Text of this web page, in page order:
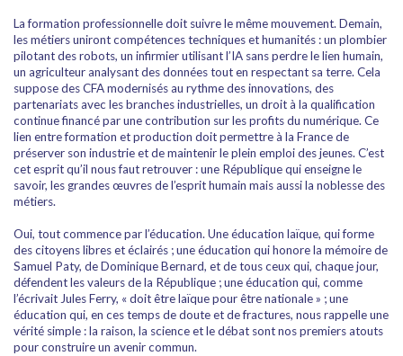
La formation professionnelle doit suivre le même mouvement. Demain,
les métiers uniront compétences techniques et humanités : un plombier
pilotant des robots, un infirmier utilisant l’IA sans perdre le lien humain,
un agriculteur analysant des données tout en respectant sa terre. Cela
suppose des CFA modernisés au rythme des innovations, des
partenariats avec les branches industrielles, un droit à la qualification
continue financé par une contribution sur les profits du numérique. Ce
lien entre formation et production doit permettre à la France de
préserver son industrie et de maintenir le plein emploi des jeunes. C’est
cet esprit qu’il nous faut retrouver : une République qui enseigne le
savoir, les grandes œuvres de l’esprit humain mais aussi la noblesse des
métiers.
Oui, tout commence par l’éducation. Une éducation laïque, qui forme
des citoyens libres et éclairés ; une éducation qui honore la mémoire de
Samuel Paty, de Dominique Bernard, et de tous ceux qui, chaque jour,
défendent les valeurs de la République ; une éducation qui, comme
l’écrivait Jules Ferry, « doit être laïque pour être nationale » ; une
éducation qui, en ces temps de doute et de fractures, nous rappelle une
vérité simple : la raison, la science et le débat sont nos premiers atouts
pour construire un avenir commun.